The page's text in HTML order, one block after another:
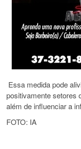
Essa medida pode
positivamente setores
além de influenciar a
FOTO: IA